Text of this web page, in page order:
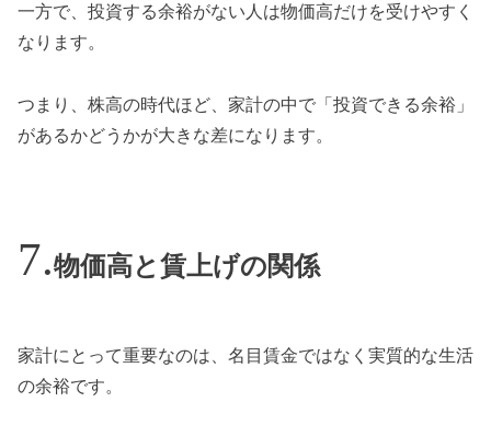
一方で、投資する余裕がない人は物価高だけを受けやすく
なります。
つまり、株高の時代ほど、家計の中で「投資できる余裕」
があるかどうかが大きな差になります。
物価高と賃上げの関係
家計にとって重要なのは、名目賃金ではなく実質的な生活
の余裕です。